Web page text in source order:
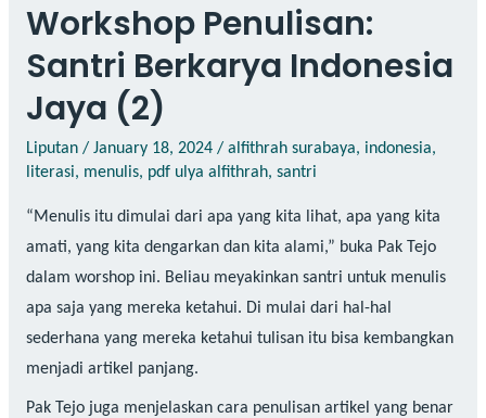
Workshop Penulisan:
Santri Berkarya Indonesia
Jaya (2)
Liputan/ January 18, 2024/ alfithrah surabaya, indonesia,
literasi, menulis, pdf ulya alfithrah, santri
“Menulis itu dimulai dari apa yang kita lihat, apa yang kita
amati, yang kita dengarkan dan kita alami,” buka Pak Tejo
dalam worshop ini. Beliau meyakinkan santri untuk menulis
apa saja yang mereka ketahui. Di mulai dari hal-hal
sederhana yang mereka ketahui tulisan itu bisa kembangkan
menjadi artikel panjang.
Pak Tejo juga menjelaskan cara penulisan artikel yang benar